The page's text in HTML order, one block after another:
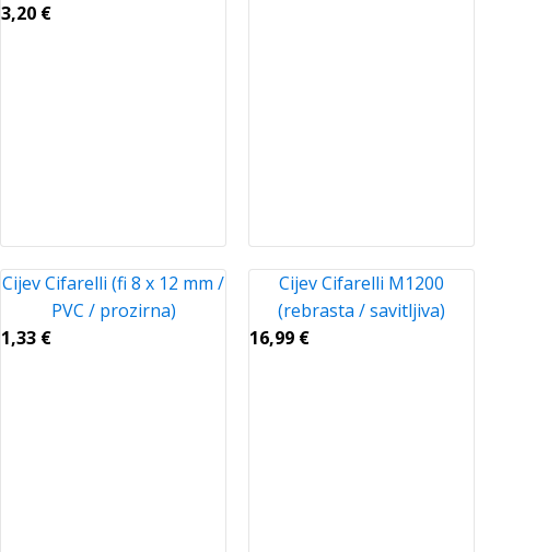
3,20 €
Cijev Cifarelli (fi 8 x 12 mm /
PVC / prozirna)
1,33 €
Cijev Cifarelli M1200
(rebrasta / savitljiva)
16,99 €